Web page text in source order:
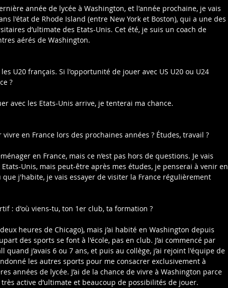
année de lycée à Washington, et l'année prochaine, je vais
l'état de Rhode Island (entre New York et Boston), qui a une des
d’ultimate des Etats-Unis. Cet été, je suis un coach de
aérés de Washington.
U20 français. Si l'opportunité de jouer avec US U20 ou U24
?
avec les Etats-Unis arrive, je tenterai ma chance.
en France lors des prochaines années ? Études, travail ?
en France, mais ce n’est pas hors de questions. Je vais
Unis, mais peut-être après mes études, je penserai à venir en
j'habite, je vais essayer de visiter la France régulièrement
: d'où viens-tu, ton 1er club, ta formation ?
heures de Chicago), mais j’ai habité en Washington depuis
des sports se font à l'école, pas en club. J’ai commencé par
quand j’avais 6 ou 7 ans, et puis au collège, j’ai rejoint l'équipe de
les autres sports pour me consacrer exclusivement à
années de lycée. J’ai de la chance de vivre à Washington parce
active d’ultimate et beaucoup de possibilités de jouer.